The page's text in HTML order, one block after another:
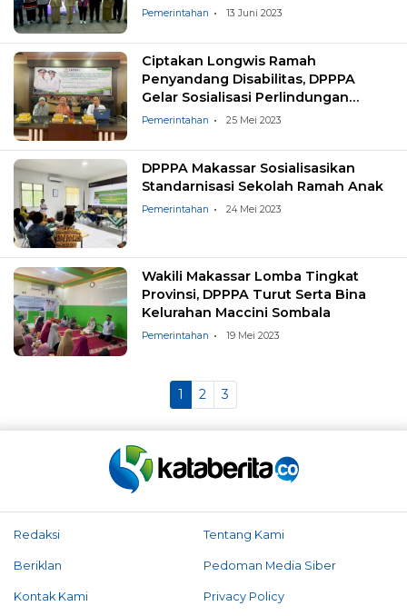
Pemerintahan 13 Juni 2023
Ciptakan Longwis Ramah
Penyandang Disabilitas, DPPPA
Gelar Sosialisasi Perlindungan
Khusus
Pemerintahan 25 Mei 2023
DPPPA Makassar Sosialisasikan
Standarnisasi Sekolah Ramah Anak
Pemerintahan 24 Mei 2023
Wakili Makassar Lomba Tingkat
Provinsi, DPPPA Turut Serta Bina
Kelurahan Maccini Sombala
Pemerintahan 19 Mei 2023
1 2 3
Redaksi Tentang Kami
Beriklan Pedoman Media Siber
Kontak Kami Privacy Policy